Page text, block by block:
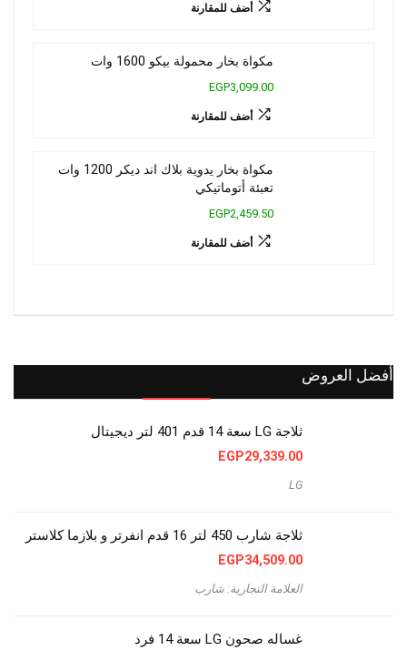
أضف للمقارنة
مكواة بخار محمولة بيكو 1600 وات
EGP3,099.00
أضف للمقارنة
مكواة بخار يدوية بلاك اند ديكر 1200 وات
تعبئة أتوماتيكي
EGP2,459.50
أضف للمقارنة
أفضل العروض
ثلاجة LG سعة 14 قدم 401 لتر ديجيتال
EGP29,339.00
LG
ثلاجة شارب 450 لتر 16 قدم انفرتر و بلازما كلاستر
EGP34,509.00
العلامة التجارية: شارب
غساله صحون LG سعة 14 فرد